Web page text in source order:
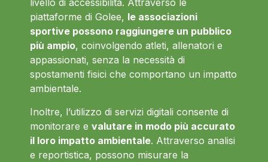
livello di accessibilità. Attraverso le
piattaforme di Golee, le associazioni
sportive possono raggiungere un pubblico
più ampio, coinvolgendo atleti, allenatori e
appassionati, senza la necessità di
spostamenti fisici che comportano un impatto
ambientale.
Inoltre, l’utilizzo di servizi digitali consente di
monitorare e valutare in modo più accurato
il loro impatto ambientale. Attraverso analisi
e reportistica, possono misurare la